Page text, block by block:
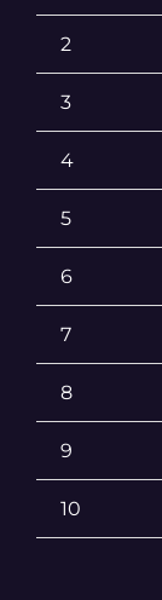
2
3
4
5
6
7
8
9
10